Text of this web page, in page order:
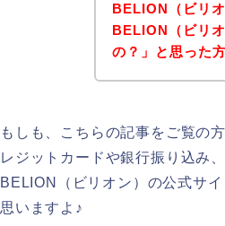
BELION（ビリ
BELION（ビリ
の？」と思った
もしも、こちらの記事をご覧の
レジットカードや銀行振り込み
BELION（ビリオン）の公式サ
思いますよ♪